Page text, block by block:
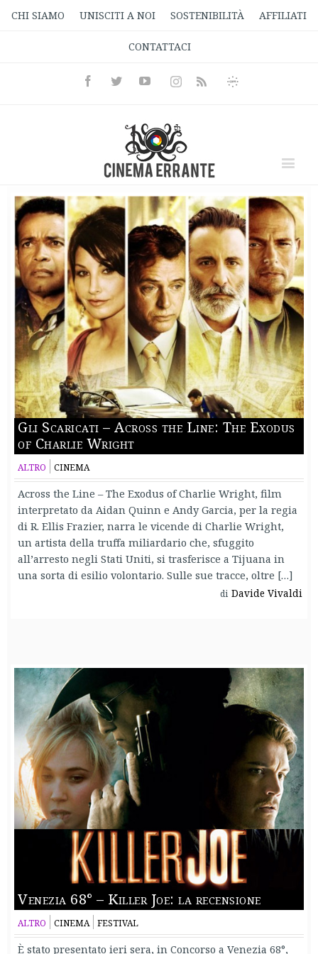
CHI SIAMO UNISCITI A NOI SOSTENIBILITÀ AFFILIATI
CONTATTACI
FacebookTwitterYoutubeInstagramRss
Informativa
Gli Scaricati – Across the Line: The Exodus
of Charlie Wright
ALTRO CINEMA
Across the Line – The Exodus of Charlie Wright, film
interpretato da Aidan Quinn e Andy Garcia, per la regia
di R. Ellis Frazier, narra le vicende di Charlie Wright,
un artista della truffa miliardario che, sfuggito
all’arresto negli Stati Uniti, si trasferisce a Tijuana in
una sorta di esilio volontario. Sulle sue tracce, oltre […]
di Davide Vivaldi
Venezia 68° – Killer Joe: la recensione
ALTRO CINEMA FESTIVAL
È stato presentato ieri sera, in Concorso a Venezia 68°,